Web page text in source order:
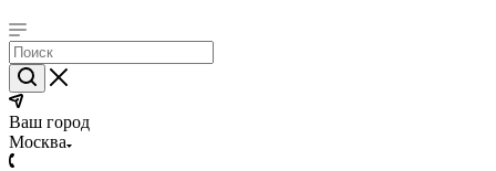
Ваш город
Москва